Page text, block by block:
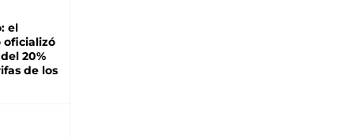
el
oficializó
20%
de los